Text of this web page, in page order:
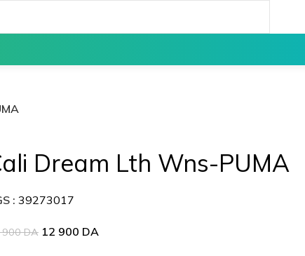
Dream Lth Wns-PUMA
: 39273017
900DA 12 900 DA